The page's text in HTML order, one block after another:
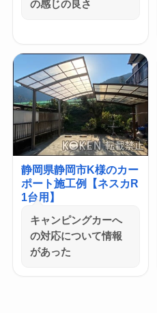
の感じの良さ
静岡県静岡市K様のカー
ポート施工例【ネスカR
1台用】
キャンピングカーへ
の対応について情報
があった